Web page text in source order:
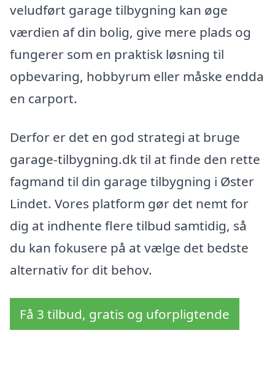
veludført garage tilbygning kan øge
værdien af din bolig, give mere plads og
fungerer som en praktisk løsning til
opbevaring, hobbyrum eller måske endda
en carport.
Derfor er det en god strategi at bruge
garage-tilbygning.dk til at finde den rette
fagmand til din garage tilbygning i Øster
Lindet. Vores platform gør det nemt for
dig at indhente flere tilbud samtidig, så
du kan fokusere på at vælge det bedste
alternativ for dit behov.
Få 3 tilbud, gratis og uforpligtende